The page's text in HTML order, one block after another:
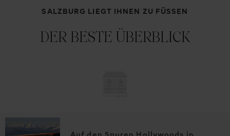
SALZBURG LIEGT IHNEN ZU FÜSSEN
DER BESTE ÜBERBLICK